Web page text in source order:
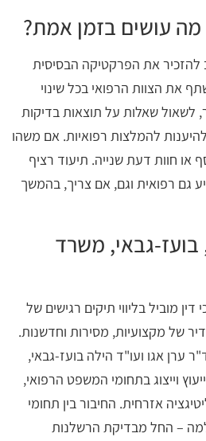
מה עושים בזמן אמת?
את הפרקטיקה הבסיסית
את הצוות הרפואי בכל שינוי
לשאול שאלות על תוצאות בדיקות
להמלצות רפואיות. אם משהו
או חוות דעת שנייה. תיעוד רציף
גם רפואית וגם, אם צריך, בהמשך
גבאי, משרד
מוביל בליווי תיקים רגישים של
של מקצועיות, מסירות וחדשנות.
ערן אגו ועו"ד הילה בועז-גבאי,
וייצוג בתחומי המשפט הרפואי,
אזרחית. החיבור בין תחומי
– החל מבדיקת הרשלנות